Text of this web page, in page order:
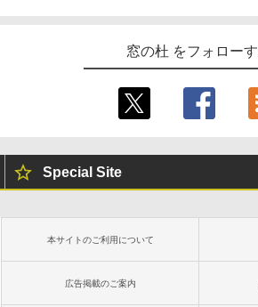
窓の杜 をフォロー
Special Site
本サイトのご利用について
広告掲載のご案内